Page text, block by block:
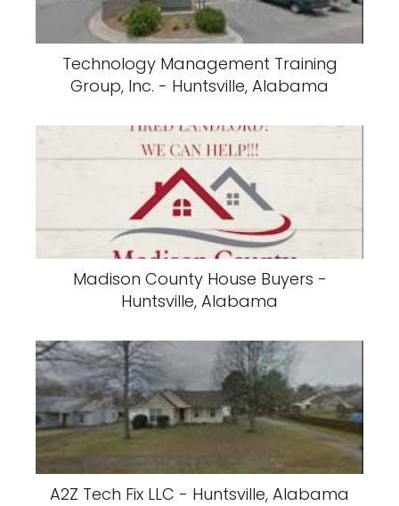
Technology Management Training
Group, Inc. - Huntsville, Alabama
Madison County House Buyers -
Huntsville, Alabama
A2Z Tech Fix LLC - Huntsville, Alabama